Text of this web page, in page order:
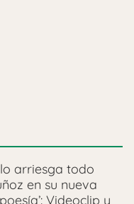
arriesga todo
en su nueva
Videoclip y